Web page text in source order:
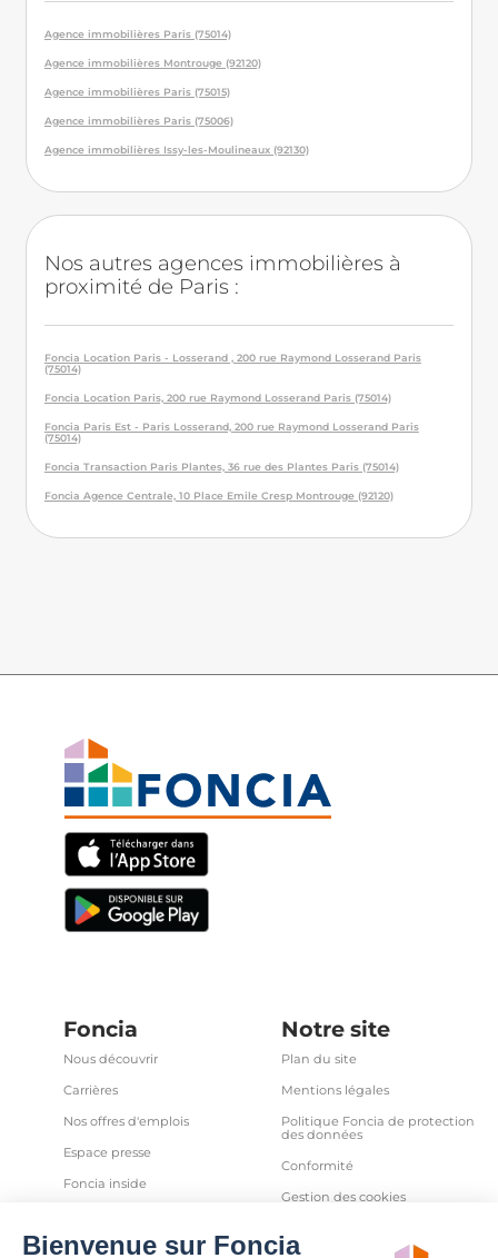
Agence immobilières Paris (75014)
Agence immobilières Montrouge (92120)
Agence immobilières Paris (75015)
Agence immobilières Paris (75006)
Agence immobilières Issy-les-Moulineaux (92130)
Nos autres agences immobilières à
proximité de Paris :
Foncia Location Paris - Losserand , 200 rue Raymond Losserand Paris
(75014)
Foncia Location Paris, 200 rue Raymond Losserand Paris (75014)
Foncia Paris Est - Paris Losserand, 200 rue Raymond Losserand Paris
(75014)
Foncia Transaction Paris Plantes, 36 rue des Plantes Paris (75014)
Foncia Agence Centrale, 10 Place Emile Cresp Montrouge (92120)
Foncia
Nous découvrir
Carrières
Nos offres d'emplois
Espace presse
Foncia inside
Partenaires
Notre site
Plan du site
Mentions légales
Politique Foncia de protection
des données
Conformité
Gestion des cookies
et autres traceurs